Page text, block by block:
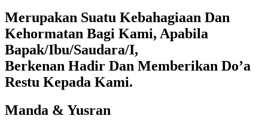
Merupakan Suatu Kebahagiaan Dan
Kehormatan Bagi Kami, Apabila
Bapak/Ibu/Saudara/I,
Berkenan Hadir Dan Memberikan Do’a
Restu Kepada Kami.
Manda & Yusran